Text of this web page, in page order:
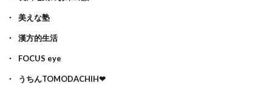
美えな塾
漢方的生活
FOCUS eye
うちんTOMODACHIH❤